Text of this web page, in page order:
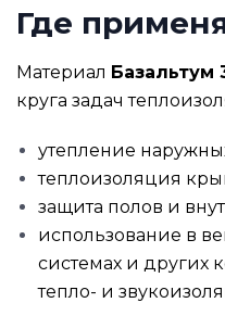
Где
Материал Базальтум
круга задач
утепление
теплоизоляция
защита полов и
использование в
системах и других
тепло- и